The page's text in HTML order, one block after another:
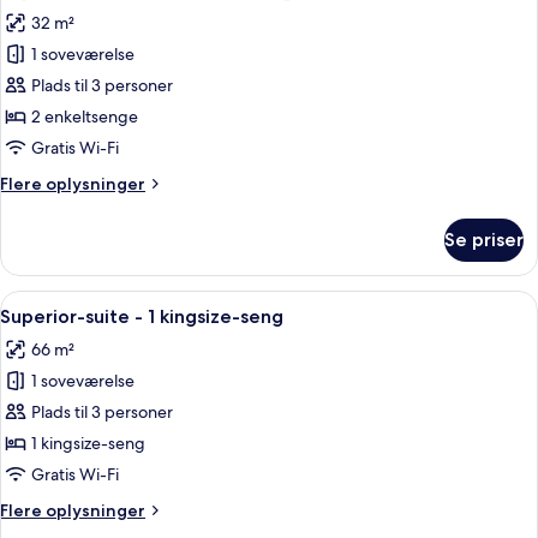
kingsize-
seng
billeder
af
Superior-
værelse
-
enkeltsenge
32 m²
1 soveværelse
Plads til 3 personer
2 enkeltsenge
Gratis Wi-Fi
Flere oplysninger
Flere
værelse
2
enkeltsenge
Se priser
Indlæs
alle
billeder
af
Superior-
suite
-
kingsize-
Et hotelværelse med en stor seng,
8
Superior-suite - 1 kingsize-seng
66 m²
1 soveværelse
Plads til 3 personer
1 kingsize-seng
Gratis Wi-Fi
Flere oplysninger
Flere